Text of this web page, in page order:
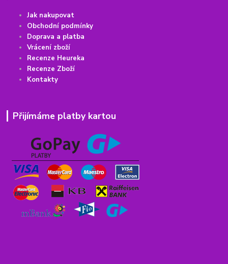
Jak nakupovat
Obchodní podmínky
Doprava a platba
Vrácení zboží
Recenze Heureka
Recenze Zboží
Kontakty
Přijímáme platby kartou